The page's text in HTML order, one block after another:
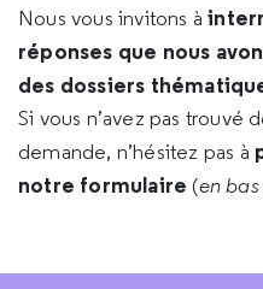
Nous vous invitons à
réponses que nous
des dossiers
Si vous n’avez pas trouvé
demande, n’hésitez pas à
notre formulaire (en